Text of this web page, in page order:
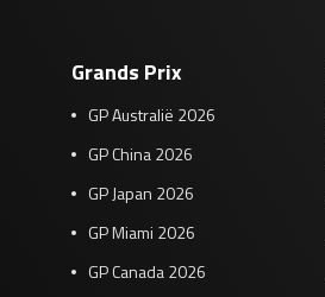
Grands Prix
GP Australië 2026
GP China 2026
GP Japan 2026
GP Miami 2026
GP Canada 2026